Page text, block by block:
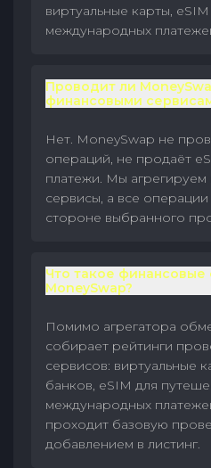
виртуальные карты,
международных
Проводит ли
финансовыми
Нет. MoneySwap не
операций, не продаёт
платежи. Мы агрегируем
сервисы, а все
стороне выбранного
Что такое финансовые
MoneySwap?
Помимо агрегатора
собирает рейтинги
сервисов: виртуальные
банков, eSIM для
международных
проходит базовую
добавлением в листинг.